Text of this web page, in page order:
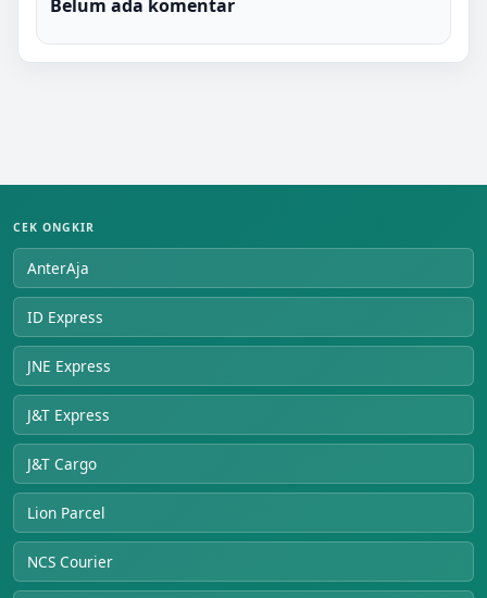
Belum ada komentar
CEK ONGKIR
AnterAja
ID Express
JNE Express
J&T Express
J&T Cargo
Lion Parcel
NCS Courier